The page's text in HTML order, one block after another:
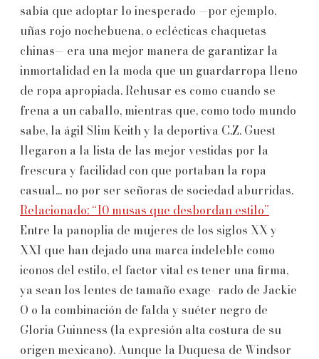
sabía que adoptar lo inesperado —por ejemplo,
uñas rojo nochebuena, o eclécticas chaquetas
chinas— era una mejor manera de garantizar la
inmortalidad en la moda que un guardarropa lleno
de ropa apropiada. Rehusar es como cuando se
frena a un caballo, mientras que, como todo mundo
sabe, la ágil Slim Keith y la deportiva C.Z. Guest
llegaron a la lista de las mejor vestidas por la
frescura y facilidad con que portaban la ropa
casual... no por ser señoras de sociedad aburridas.
Relacionado: “10 musas que desbordan estilo”
Entre la panoplia de mujeres de los siglos XX y
XXI que han dejado una marca indeleble como
iconos del estilo, el factor vital es tener una firma,
ya sean los lentes de tamaño exage- rado de Jackie
O o la combinación de falda y suéter negro de
Gloria Guinness (la expresión alta costura de su
origen mexicano). Aunque la Duquesa de Windsor